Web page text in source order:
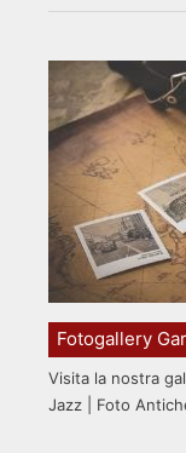
Fotogallery
Visita la nostra
Jazz | Foto